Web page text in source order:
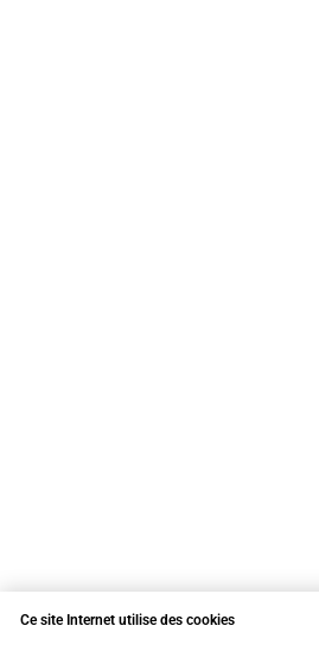
Ce site Internet utilise des cookies